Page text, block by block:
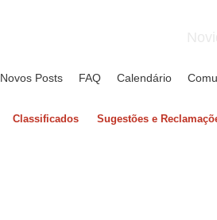
Novos Posts FAQ Calendário
Classificados Sugestões e